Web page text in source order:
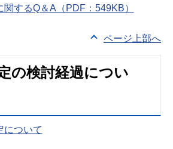
関するQ＆A（PDF：549KB）
ページ上部へ
の検討経過につい
について